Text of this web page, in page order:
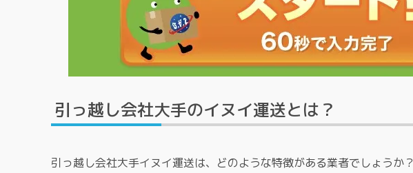
引っ越し会社大手のイヌイ運送とは？
引っ越し会社大手イヌイ運送は、どのような特徴がある業者でしょうか？